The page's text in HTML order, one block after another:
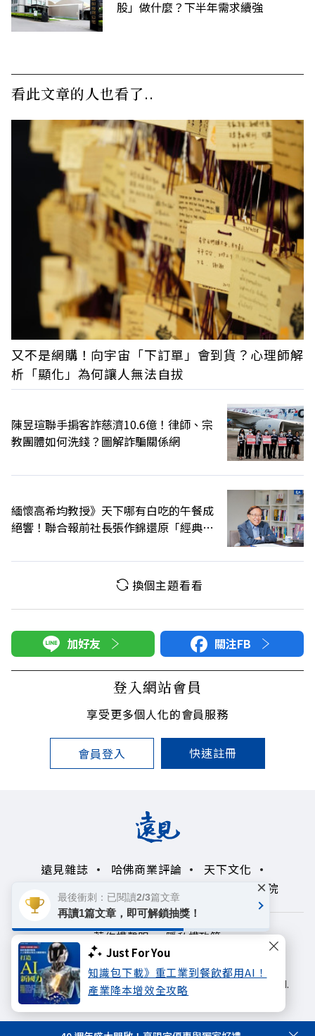
Just For You
知識包下載》重工業到餐飲都用AI！
產業降本增效全攻略
股」做什麼？下半年需求續強
看此文章的人也看了..
又不是網購！向宇宙「下訂單」會到貨？心理師解
析「顯化」為何讓人無法自拔
陳昱瑄聯手掮客詐慈濟10.6億！律師、宗
教團體如何洗錢？圖解詐騙關係網
緬懷高希均教授》天下哪有白吃的午餐成
絕響！聯合報前社長張作錦還原「經典名
換個主題看看
加好友 關注FB
登入網站會員
享受更多個人化的會員服務
會員登入 快速註冊
遠見雜誌 哈佛商業評論
天下文化
未來親子學習平台
50+ 領導影響力學院
著作權聲明
隱私權政策
Copyright© 1999~2026
遠見天下文化出版股份有限公司. All rights reserved.
最後衝刺：已閱讀2/3篇文章
再讀1篇文章，即可解鎖抽獎！
×